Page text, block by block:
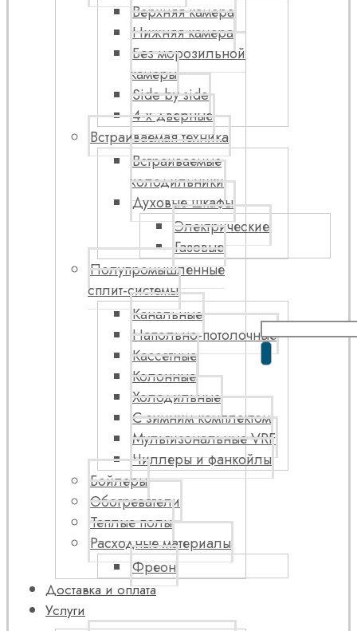
Верхняя камера
Нижняя камера
Без морозильной
камеры
Side by side
4-х дверные
Встраиваемая техника
Встраиваемые
холодильники
Духовые шкафы
Электрические
Газовые
Полупромышленные
сплит-системы
Канальные
Напольно-потолочные
Кассетные
Колонные
Холодильные
С зимним комплектом
Мультизональные VRF
Чиллеры и фанкойлы
Бойлеры
Обогреватели
Теплые полы
Расходные материалы
Фреон
Доставка и оплата
Услуги